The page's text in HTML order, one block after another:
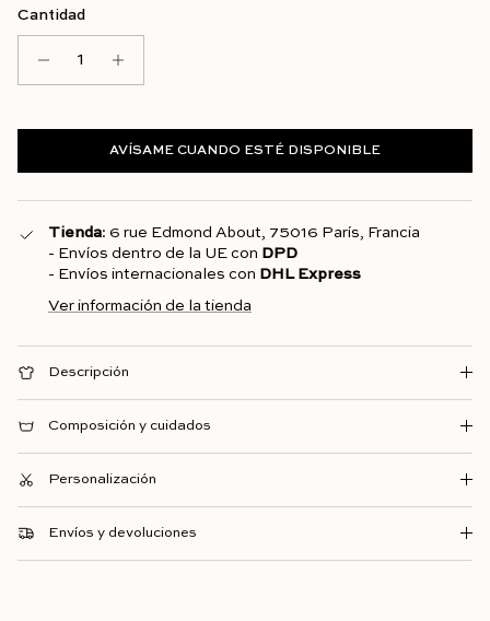
Cantidad
AVÍSAME CUANDO ESTÉ DISPONIBLE
Tienda: 6 rue Edmond About, 75016 París, Francia
- Envíos dentro de la UE con DPD
- Envíos internacionales con DHL Express
Ver información de la tienda
Descripción
Composición y cuidados
Personalización
Envíos y devoluciones